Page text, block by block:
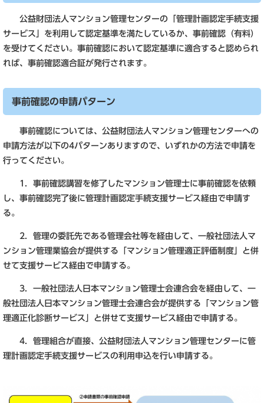
公益財団法人マンション管理センターの「管理計画認定手続支援
サービス」を利用して認定基準を満たしているか、事前確認（有料）
を受けてください。事前確認において認定基準に適合すると認められ
れば、事前確認適合証が発行されます。
事前確認の申請パターン
事前確認については、公益財団法人マンション管理センターへの
申請方法が以下の4パターンありますので、いずれかの方法で申請を
行ってください。
1．事前確認講習を修了したマンション管理士に事前確認を依頼
し、事前確認完了後に管理計画認定手続支援サービス経由で申請す
る。
2．管理の委託先である管理会社等を経由して、一般社団法人マ
ンション管理業協会が提供する「マンション管理適正評価制度」と併
せて支援サービス経由で申請する。
3．一般社団法人日本マンション管理士会連合会を経由して、一
般社団法人日本マンション管理士会連合会が提供する「マンション管
理適正化診断サービス」と併せて支援サービス経由で申請する。
4．管理組合が直接、公益財団法人マンション管理センターに管
理計画認定手続支援サービスの利用申込を行い申請する。